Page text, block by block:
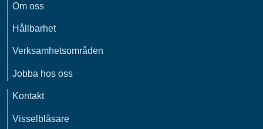
Om oss
Hållbarhet
Verksamhetsområden
Jobba hos oss
Kontakt
Visselblåsare